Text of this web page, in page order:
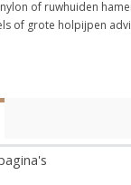
of ruwhuiden
of grote holpijpen